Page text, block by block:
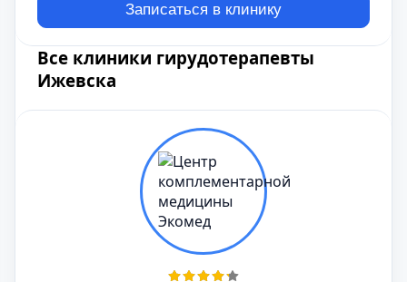
Записаться в клинику
Все клиники гирудотерапевты
Ижевска